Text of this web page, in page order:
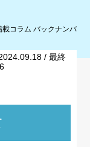
コラム バックナンバー
/ 最終